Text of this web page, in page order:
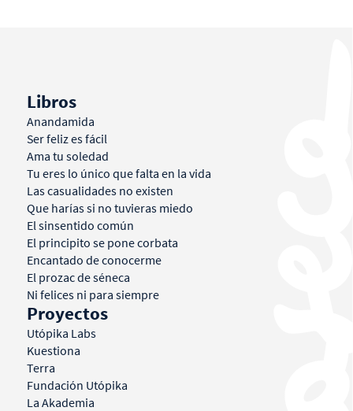
Libros
Anandamida
Ser feliz es fácil
Ama tu soledad
Tu eres lo único que falta en la vida
Las casualidades no existen
Que harías si no tuvieras miedo
El sinsentido común
El principito se pone corbata
Encantado de conocerme
El prozac de séneca
Ni felices ni para siempre
Proyectos
Utópika Labs
Kuestiona
Terra
Fundación Utópika
La Akademia